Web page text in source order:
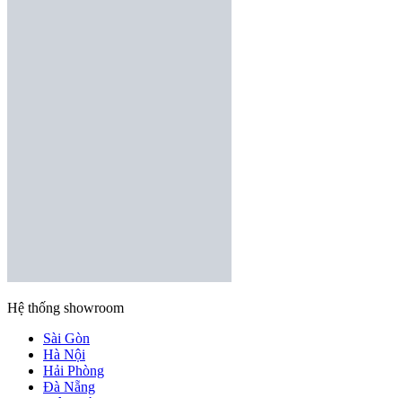
Hệ thống showroom
Sài Gòn
Hà Nội
Hải Phòng
Đà Nẵng